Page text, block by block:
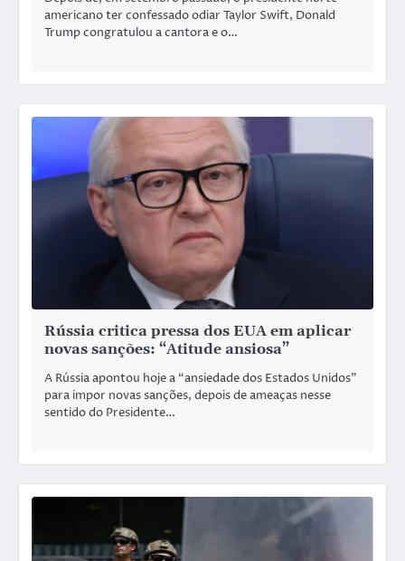
americano ter confessado odiar Taylor Swift, Donald
Trump congratulou a cantora e o…
Rússia critica pressa dos EUA em aplicar
novas sanções: “Atitude ansiosa”
A Rússia apontou hoje a “ansiedade dos Estados Unidos”
para impor novas sanções, depois de ameaças nesse
sentido do Presidente…